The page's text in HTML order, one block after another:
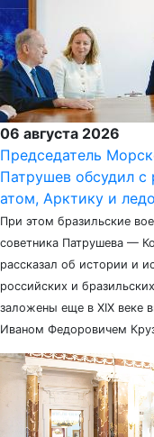
06 августа 2026
Председатель
Патрушев обсудил
атом, Арктику и
При этом бразильские
советника Патрушева —
рассказал об истории и
российских и
заложены еще в XIX веке
Иваном Федоровичем